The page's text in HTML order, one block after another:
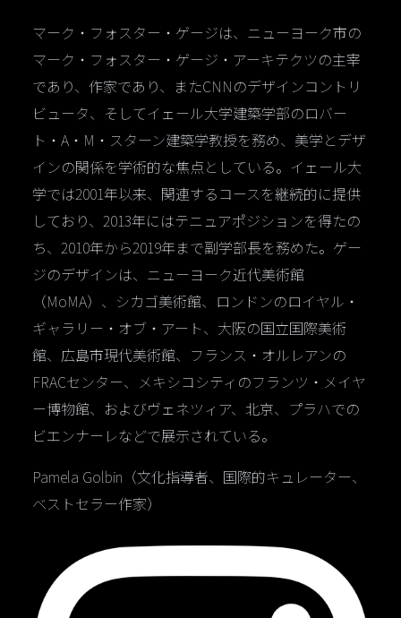
マーク・フォスター・ゲージは、ニューヨーク市の
マーク・フォスター・ゲージ・アーキテクツの主宰
であり、作家であり、またCNNのデザインコントリ
ビュータ、そしてイェール大学建築学部のロバー
ト・A・M・スターン建築学教授を務め、美学とデザ
インの関係を学術的な焦点としている。イェール大
学では2001年以来、関連するコースを継続的に提供
しており、2013年にはテニュアポジションを得たの
ち、2010年から2019年まで副学部長を務めた。ゲー
ジのデザインは、ニューヨーク近代美術館
（MoMA）、シカゴ美術館、ロンドンのロイヤル・
ギャラリー・オブ・アート、大阪の国立国際美術
館、広島市現代美術館、フランス・オルレアンの
FRACセンター、メキシコシティのフランツ・メイヤ
ー博物館、およびヴェネツィア、北京、プラハでの
ビエンナーレなどで展示されている。
Pamela Golbin（文化指導者、国際的キュレーター、
ベストセラー作家）